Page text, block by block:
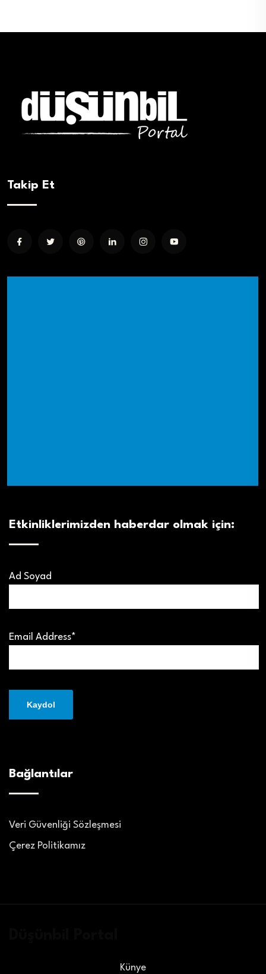
Takip Et
Etkinliklerimizden haberdar olmak için:
Ad Soyad
Email Address*
Bağlantılar
Veri Güvenliği Sözleşmesi
Çerez Politikamız
Künye